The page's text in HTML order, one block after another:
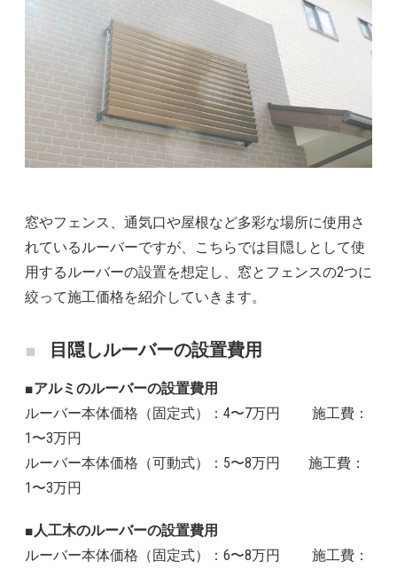
窓やフェンス、通気口や屋根など多彩な場所に使用さ
れているルーバーですが、こちらでは目隠しとして使
用するルーバーの設置を想定し、窓とフェンスの2つに
絞って施工価格を紹介していきます。
目隠しルーバーの設置費用
■アルミのルーバーの設置費用
ルーバー本体価格（固定式）：4〜7万円 施工費：
1〜3万円
ルーバー本体価格（可動式）：5〜8万円 施工費：
1〜3万円
■人工木のルーバーの設置費用
ルーバー本体価格（固定式）：6〜8万円 施工費：